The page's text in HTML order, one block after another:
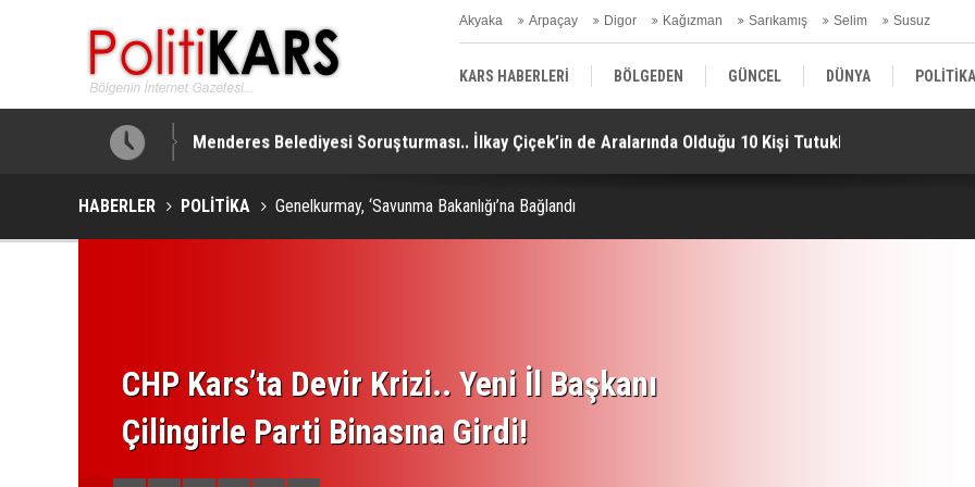
Akyaka Arpaçay Digor Kağızman Sarıkamış Selim Susuz
KARS HABERLERİ BÖLGEDEN GÜNCEL DÜNYA POLİTİKA
EKONOMİ | FİNANS | OTOMOTİV KÜLTÜR | SANAT | MAGAZİN
Menderes Belediyesi Soruşturması.. İlkay Çiçek’in de Aralarında Olduğu 10 Kişi Tutuklandı!
HABERLER POLİTİKA Genelkurmay, ‘Savunma Bakanlığı’na Bağlandı
CHP Kars’ta Devir Krizi.. Yeni İl Başkanı
Çilingirle Parti Binasına Girdi!